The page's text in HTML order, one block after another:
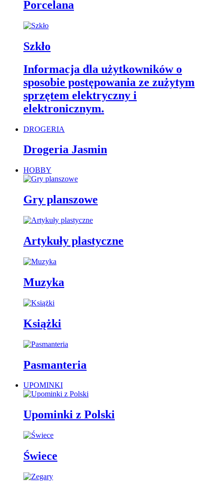
Porcelana
Szkło
Informacja dla użytkowników o
sposobie postępowania ze zużytym
sprzętem elektryczny i
elektronicznym.
DROGERIA
Drogeria Jasmin
HOBBY
Gry planszowe
Artykuły plastyczne
Muzyka
Książki
Pasmanteria
UPOMINKI
Upominki z Polski
Świece